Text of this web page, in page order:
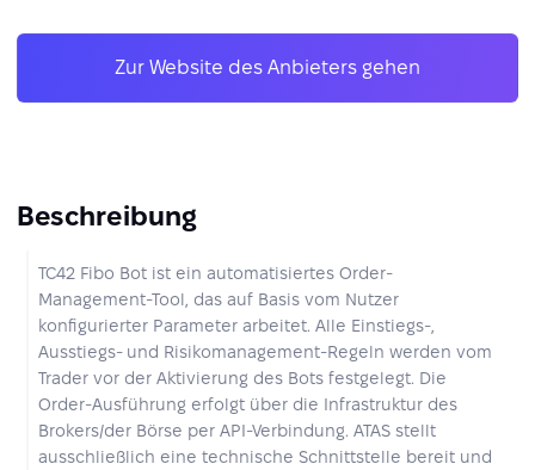
Zur Website des Anbieters gehen
Beschreibung
TC42 Fibo Bot ist ein automatisiertes Order-
Management-Tool, das auf Basis vom Nutzer
konfigurierter Parameter arbeitet. Alle Einstiegs-,
Ausstiegs- und Risikomanagement-Regeln werden vom
Trader vor der Aktivierung des Bots festgelegt. Die
Order-Ausführung erfolgt über die Infrastruktur des
Brokers/der Börse per API-Verbindung. ATAS stellt
ausschließlich eine technische Schnittstelle bereit und